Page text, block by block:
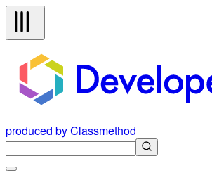
produced by Classmethod